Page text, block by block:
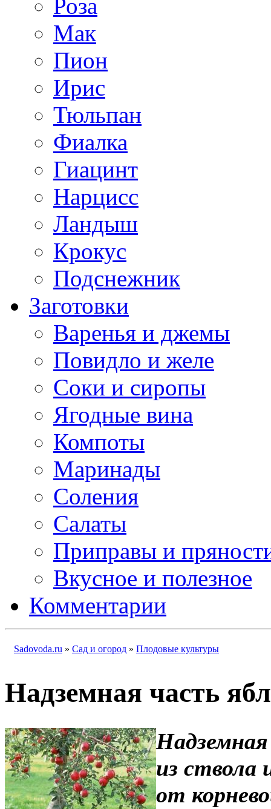
Роза
Мак
Пион
Ирис
Тюльпан
Фиалка
Гиацинт
Нарцисс
Ландыш
Крокус
Подснежник
Заготовки
Варенья и джемы
Повидло и желе
Соки и сиропы
Ягодные вина
Компоты
Маринады
Соления
Салаты
Приправы и
Вкусное и полезное
Комментарии
Sadovoda.ru » Сад и огород » Плодовые культуры
Надземная часть
из ствола
от